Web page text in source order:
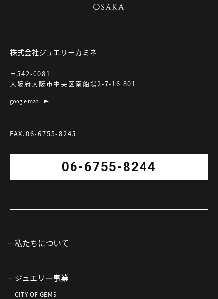
株式会社ジュエリーカミネ
〒542-0081
大阪府大阪市中央区南船場2-7-16 801
google map
FAX.06-6755-8245
06-6755-8244
私たちについて
ジュエリー事業
CITY OF GEMS